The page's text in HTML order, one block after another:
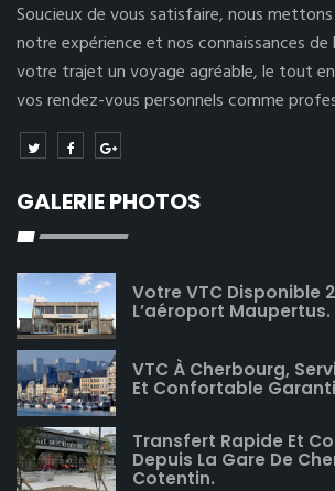
Soucieux de vous satisfaire, nous
notre expérience et nos connaissances
votre trajet un voyage agréable, le tout en
vos rendez-vous personnels comme
GALERIE PHOTOS
Votre VTC Disponible
L’aéroport Maupertus.
VTC À Cherbourg,
Et Confortable
Transfert Rapide Et
Depuis La Gare De
Cotentin.